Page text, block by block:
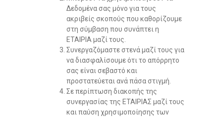
Δεδομένα σας μόνο για τους
ακριβείς σκοπούς που καθορίζουμε
στη σύμβαση που συνάπτει η
ΕΤΑΙΡΙΑ μαζί τους.
Συνεργαζόμαστε στενά μαζί τους για
να διασφαλίσουμε ότι το απόρρητο
σας είναι σεβαστό και
προστατεύεται ανά πάσα στιγμή.
Σε περίπτωση διακοπής της
συνεργασίας της ΕΤΑΙΡΙΑΣ μαζί τους
και παύση χρησιμοποίησης των